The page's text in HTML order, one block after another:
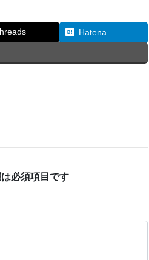
Hatena
必須項目です